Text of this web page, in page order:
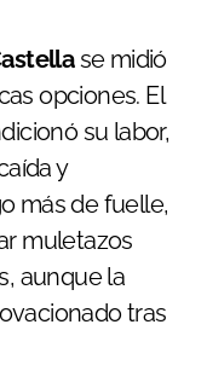
se midió
opciones. El
su labor,
y
más de fuelle,
muletazos
aunque la
tras